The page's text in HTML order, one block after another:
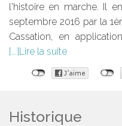
l'histoire en marche. Il
septembre 2016 par la
Cassation, en
Lire la suite
Historique